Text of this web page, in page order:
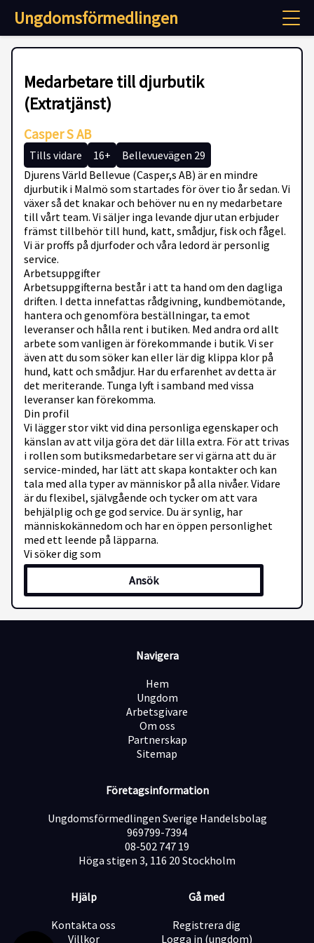
Ungdomsförmedlingen
Medarbetare till djurbutik
(Extratjänst)
Casper S AB
Tills vidare 16+
Bellevuevägen 29
Djurens Värld Bellevue (Casper,s AB) är en mindre
djurbutik i Malmö som startades för över tio år sedan. Vi
växer så det knakar och behöver nu en ny medarbetare
till vårt team. Vi säljer inga levande djur utan erbjuder
främst tillbehör till hund, katt, smådjur, fisk och fågel.
Vi är proffs på djurfoder och våra ledord är personlig
service.
Arbetsuppgifter
Arbetsuppgifterna består i att ta hand om den dagliga
driften. I detta innefattas rådgivning, kundbemötande,
hantera och genomföra beställningar, ta emot
leveranser och hålla rent i butiken. Med andra ord allt
arbete som vanligen är förekommande i butik. Vi ser
även att du som söker kan eller lär dig klippa klor på
hund, katt och smådjur. Har du erfarenhet av detta är
det meriterande. Tunga lyft i samband med vissa
leveranser kan förekomma.
Din profil
Vi lägger stor vikt vid dina personliga egenskaper och
känslan av att vilja göra det där lilla extra. För att trivas
i rollen som butiksmedarbetare ser vi gärna att du är
service-minded, har lätt att skapa kontakter och kan
tala med alla typer av människor på alla nivåer. Vidare
är du flexibel, självgående och tycker om att vara
behjälplig och ge god service. Du är synlig, har
människokännedom och har en öppen personlighet
med ett leende på läpparna.
Vi söker dig som
- Har erfarenhet av försäljning och handel
- Kan eller är beredd på att lära dig kloklippning
- Besitter datorvana
- Talar och skriver svenska flytande
Tjänsten är en extratjänst där timmarna är varierande
och förekommer både vardagar och lördagar.
Skicka in din CV, Personligt brev och bild till
Tjänsten är preliminärt från 1 oktober.
Vi kommer hålla intervjuer löpande under augusti
Ansök
Navigera
Hem
Ungdom
Arbetsgivare
Om oss
Partnerskap
Sitemap
Företagsinformation
Ungdomsförmedlingen Sverige Handelsbolag
969799-7394
08-502 747 19
Höga stigen 3, 116 20 Stockholm
Hjälp
Kontakta oss
Villkor
Gå med
Registrera dig
Logga in (ungdom)